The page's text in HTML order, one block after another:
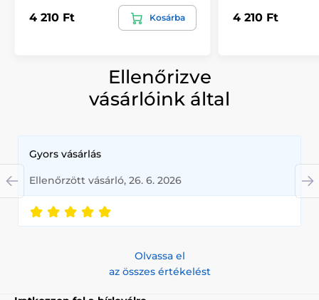
4 210 Ft Kosárba 4 210 Ft
Ellenőrizve
vásárlóink által
Gyors vásárlás
Ellenőrzött vásárló, 26. 6. 2026
Olvassa el
az összes értékelést